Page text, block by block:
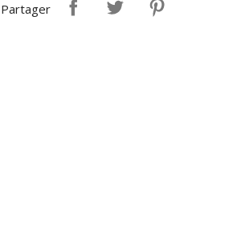
Partager